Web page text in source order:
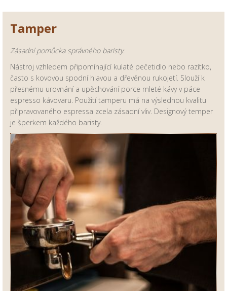
Tamper
Zásadní pomůcka správného baristy.
Nástroj vzhledem připomínající kulaté pečetidlo nebo razítko,
často s kovovou spodní hlavou a dřevěnou rukojetí. Slouží k
přesnému urovnání a upěchování porce mleté kávy v páce
espresso kávovaru. Použití tamperu má na výslednou kvalitu
připravovaného espressa zcela zásadní vliv. Designový temper
je šperkem každého baristy.